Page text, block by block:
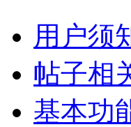
用户须
帖子相
基本功